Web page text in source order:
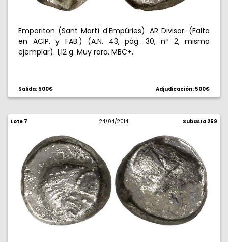
Emporiton (Sant Martí d'Empúries). AR Divisor. (Falta
en ACIP. y FAB.) (A.N. 43, pág. 30, nº 2, mismo
ejemplar). 1,12 g. Muy rara. MBC+.
Salida: 500€ Adjudicación: 500€
Lote 7 24/04/2014 Subasta 259